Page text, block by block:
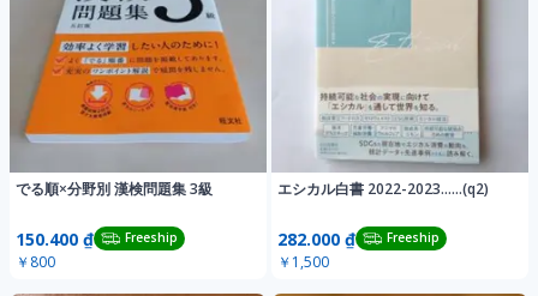
でる順×分野別 漢検問題集 3級
150.400 ₫ Freeship
￥800
エシカル白書 2022-2023……(q2)
282.000 ₫ Freeship
￥1,500